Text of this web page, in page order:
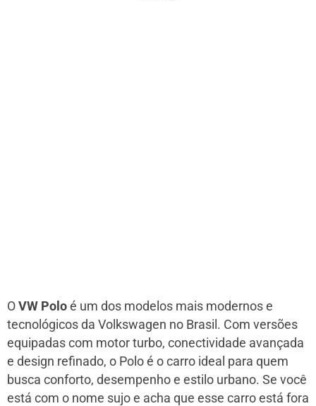
O VW Polo é um dos modelos mais modernos e
tecnológicos da Volkswagen no Brasil. Com versões
equipadas com motor turbo, conectividade avançada
e design refinado, o Polo é o carro ideal para quem
busca conforto, desempenho e estilo urbano. Se você
está com o nome sujo e acha que esse carro está fora